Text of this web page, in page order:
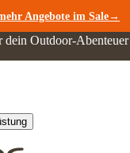
Angebote im Sale→
dein Outdoor-Abenteuer